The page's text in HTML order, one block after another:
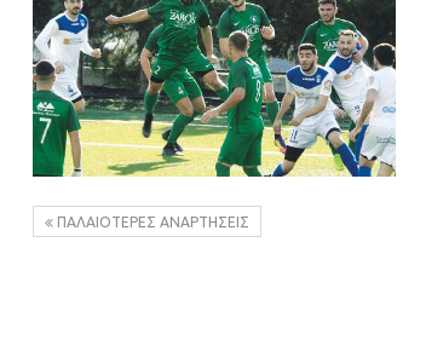
ΠΑΛΑΙΌΤΕΡΕΣ ΑΝΑΡΤΉΣΕΙΣ